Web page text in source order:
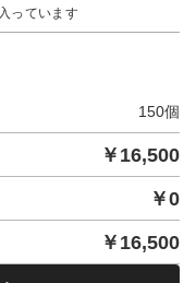
っています
150個
￥ 16,500
￥0
￥ 16,500